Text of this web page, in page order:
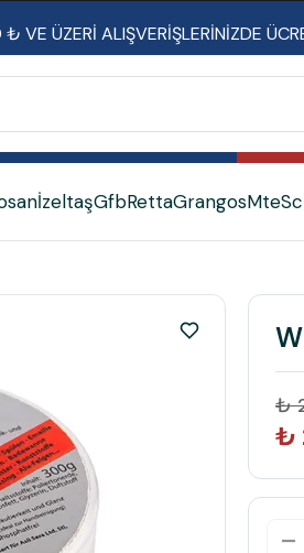
VE ÜZERİ ALIŞVERİŞLERİNİZDE
İzeltaşGfbRettaGrangosMte
₺
₺